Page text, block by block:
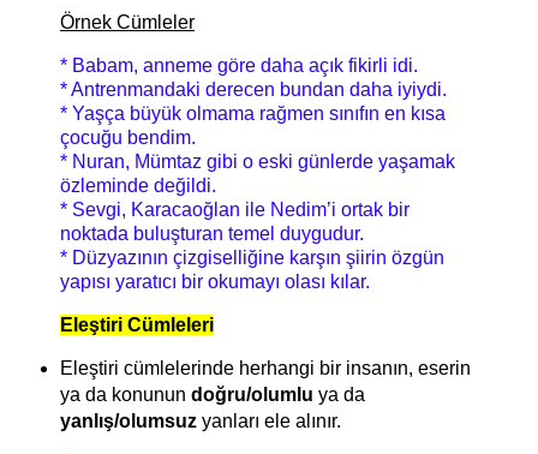
Örnek Cümleler
* Babam, anneme göre daha açık fikirli idi.
* Antrenmandaki derecen bundan daha iyiydi.
* Yaşça büyük olmama rağmen sınıfın en kısa
çocuğu bendim.
* Nuran, Mümtaz gibi o eski günlerde yaşamak
özleminde değildi.
* Sevgi, Karacaoğlan ile Nedim’i ortak bir
noktada buluşturan temel duygudur.
* Düzyazının çizgiselliğine karşın şiirin özgün
yapısı yaratıcı bir okumayı olası kılar.
Eleştiri Cümleleri
Eleştiri cümlelerinde herhangi bir insanın, eserin
ya da konunun doğru/olumlu ya da
yanlış/olumsuzyanları ele alınır.